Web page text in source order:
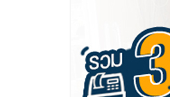
แห่ง
ประเ